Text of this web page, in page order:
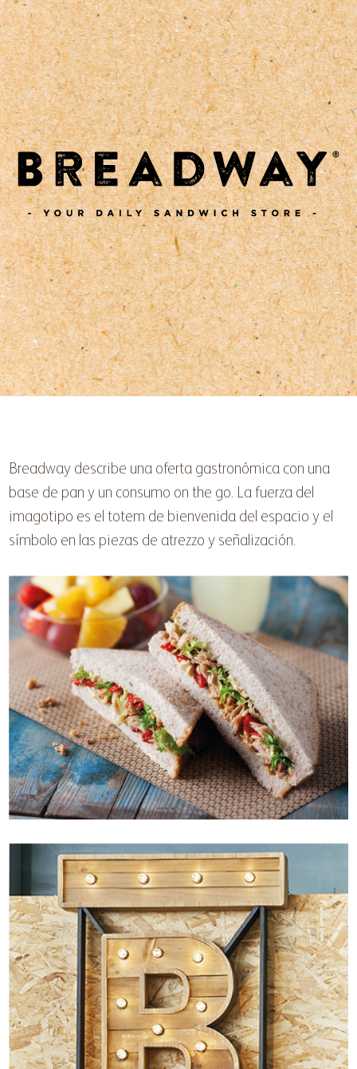
Breadway describe una oferta gastronómica con una
base de pan y un consumo on the go. La fuerza del
imagotipo es el totem de bienvenida del espacio y el
símbolo en las piezas de atrezzo y señalización.